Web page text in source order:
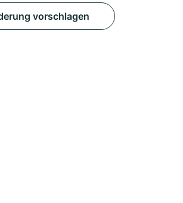
vorschlagen